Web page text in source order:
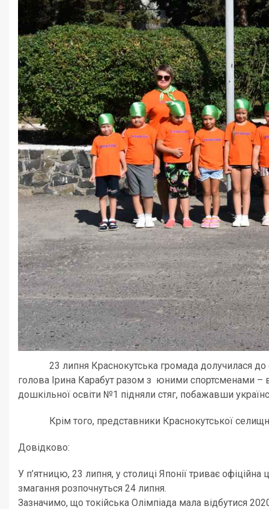
23 липня Краснокутська громада долучилася до
голова Ірина Карабут разом з юними спортсменами –
дошкільної освіти №1 підняли стяг, побажавши
Крім того, представники Краснокутської селищної
Довідково:
У п’ятницю, 23 липня, у столиці Японії триває
змагання розпочнуться 24 липня.
Зазначимо, що токійська Олімпіада мала відбутися